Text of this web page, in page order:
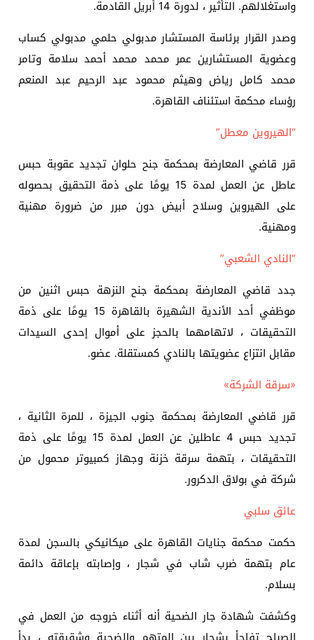
واستغلالهم. التأثير ، لدورة 14 أبريل القادمة.
وصدر القرار برئاسة المستشار مدبولي حلمي مدبولي كساب
وعضوية المستشارين عمر محمد محمد أحمد سلامة وتامر
محمد كامل رياض وهيثم محمود عبد الرحيم عبد المنعم
رؤساء محكمة استئناف القاهرة.
“الهيروين معطل”
قرر قاضي المعارضة بمحكمة جنح حلوان تجديد عقوبة حبس
عاطل عن العمل لمدة 15 يومًا على ذمة التحقيق بحصوله
على الهيروين وسلاح أبيض دون مبرر من ضرورة مهنية
ومهنية.
“النادي الشعبي”
جدد قاضي المعارضة بمحكمة جنح النزهة حبس اثنين من
موظفي أحد الأندية الشهيرة بالقاهرة 15 يومًا على ذمة
التحقيقات ، لاتهامهما بالحجز على أموال إحدى السيدات
مقابل انتزاع عضويتها بالنادي كمستقلة. عضو.
«سرقة الشركة»
قرر قاضي المعارضة بمحكمة جنوب الجيزة ، للمرة الثانية ،
تجديد حبس 4 عاطلين عن العمل لمدة 15 يومًا على ذمة
التحقيقات ، بتهمة سرقة خزنة وجهاز كمبيوتر محمول من
شركة في بولاق الدكرور.
عائق سلبي
حكمت محكمة جنايات القاهرة على ميكانيكي بالسجن لمدة
عام بتهمة ضرب شاب في شجار ، وإصابته بإعاقة دائمة
بسلام.
وكشفت شهادة جار الضحية أنه أثناء خروجه من العمل في